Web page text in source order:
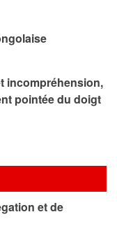
incompréhension,
pointée du doigt
et de